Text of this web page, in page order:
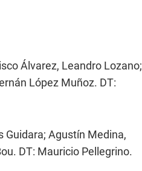
Álvarez, Leandro Lozano;
López Muñoz. DT:
Guidara; Agustín Medina,
DT: Mauricio Pellegrino.